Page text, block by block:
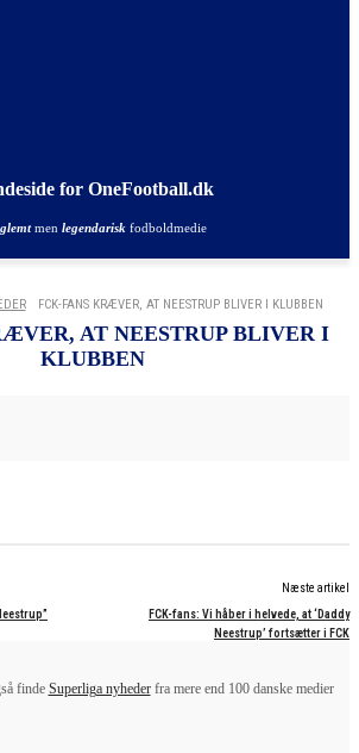
for OneFootball.dk
glemtmen legendarisk fodboldmedie
FCK-FANS KRÆVER, AT NEESTRUP BLIVER I KLUBBEN
AT NEESTRUP BLIVER I
KLUBBEN
Næste artikel
FCK-fans: Vi håber i helvede, at ‘Daddy
Neestrup’ fortsætter i FCK
finde Superliga nyhederfra mere end 100 danske medier